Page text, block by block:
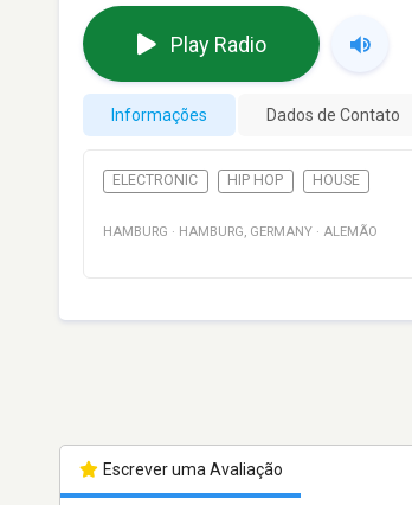
Play Radio
Informações Dados de Contato
ELECTRONIC HIP HOP HOUSE
HAMBURG · HAMBURG, GERMANY · ALEMÃO
Escrever uma Avaliação